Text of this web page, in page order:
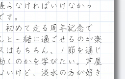
らなければいけなかっ
す。
初めて走る周年記念で
と一緒に過ごせるのが楽
はもちろん、１節を通じ
くのかを学びたい。芦屋
いけど、淡水の方が好き